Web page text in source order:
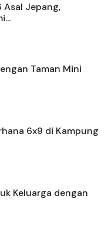
Asal Jepang,
Taman Mini
6x9 di Kampung
Keluarga dengan